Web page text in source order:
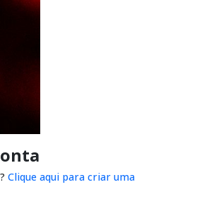
Clique aqui para criar uma